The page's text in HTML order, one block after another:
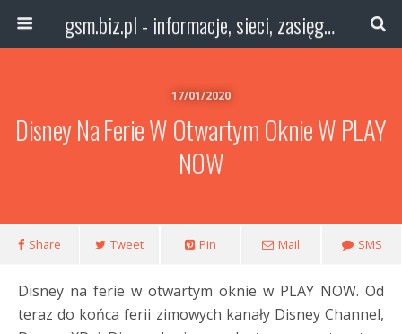
gsm.biz.pl - informacje, sieci, zasięg technologie
17/01/2020
Disney Na Ferie W Otwartym Oknie W PLAY
NOW
Share Tweet Pin Mail SMS
Disney na ferie w otwartym oknie w PLAY NOW. Od
teraz do końca ferii zimowych kanały Disney Channel,